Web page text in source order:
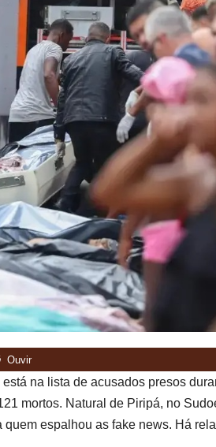
na lista de acusados presos
mortos. Natural de Piripá, no
espalhou as fake news. Há